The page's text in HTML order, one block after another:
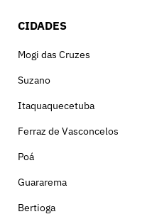
CIDADES
Mogi das Cruzes
Suzano
Itaquaquecetuba
Ferraz de Vasconcelos
Poá
Guararema
Bertioga